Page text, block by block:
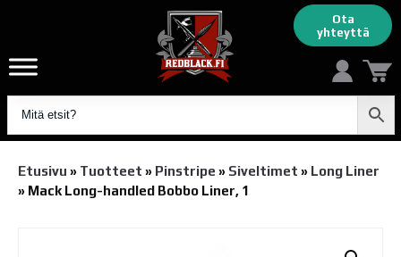
Ota
yhteyttä
Etusivu » Tuotteet » Pinstripe » Siveltimet » Long Liner
» Mack Long-handled Bobbo Liner, 1